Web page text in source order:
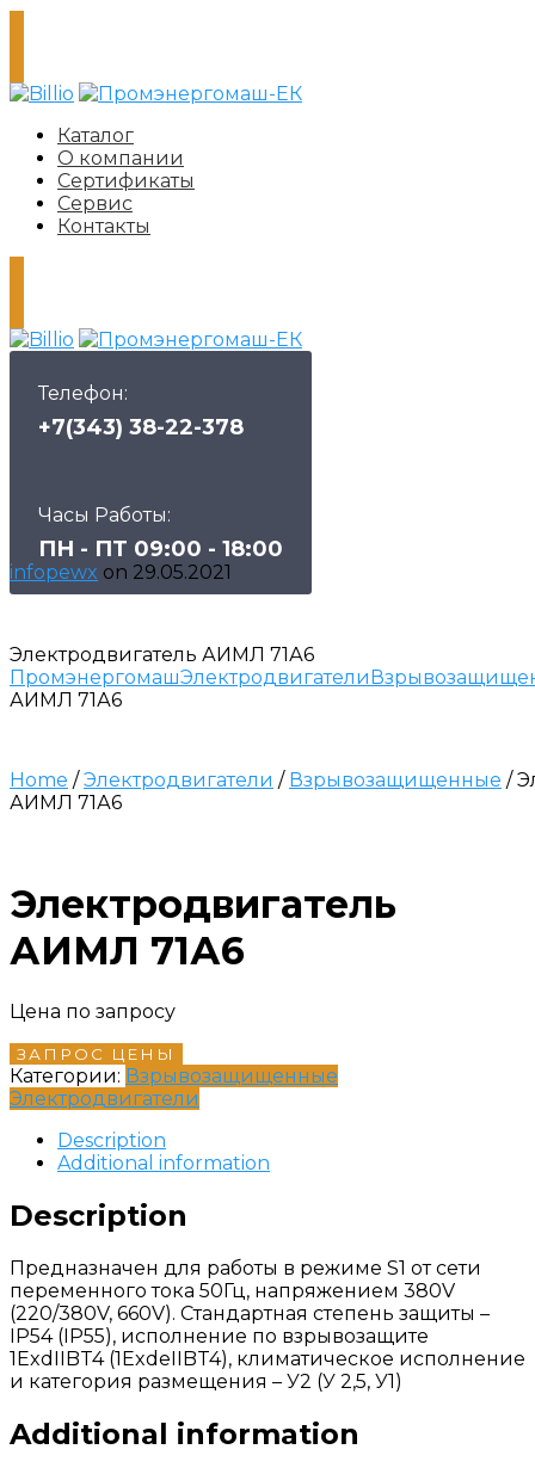
Каталог
О компании
Сертификаты
Сервис
Контакты
Телефон:
+7(343) 38-22-378
Часы Работы:
ПН - ПТ 09:00 - 18:00
infopewx on 29.05.2021
Электродвигатель АИМЛ 71А6
ПромэнергомашЭлектродвигатели
АИМЛ 71А6
Home /Электродвигатели / Взрывозащищенные /
АИМЛ 71А6
Электродвигатель
АИМЛ 71А6
Цена по запросу
ЗАПРОС ЦЕНЫ
Категории: Взрывозащищенные
Электродвигатели
Description
Additional information
Description
Предназначен для работы в режиме S1 от сети
переменного тока 50Гц, напряжением 380V
(220/380V, 660V). Стандартная степень защиты –
IP54 (IP55), исполнение по взрывозащите
1ExdIIBT4 (1ExdеIIBT4), климатическое исполнение
и категория размещения – У2 (У 2,5, У1)
Additional information